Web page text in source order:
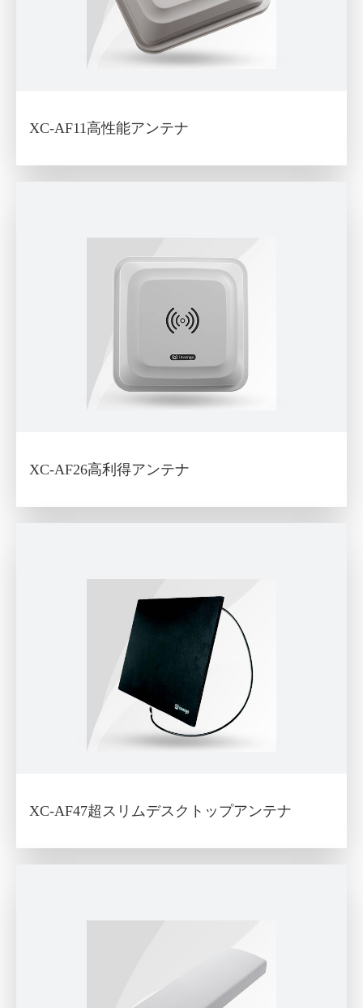
XC-AF11高性能アンテナ
XC-AF26高利得アンテナ
XC-AF47超スリムデスクトップアンテナ